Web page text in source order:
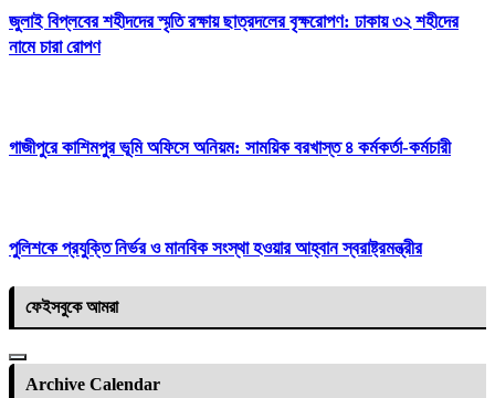
জুলাই বিপ্লবের শহীদদের স্মৃতি রক্ষায় ছাত্রদলের বৃক্ষরোপণ: ঢাকায় ৩২ শহীদের
নামে চারা রোপণ
গাজীপুরে কাশিমপুর ভূমি অফিসে অনিয়ম: সাময়িক বরখাস্ত ৪ কর্মকর্তা-কর্মচারী
পুলিশকে প্রযুক্তি নির্ভর ও মানবিক সংস্থা হওয়ার আহ্বান স্বরাষ্ট্রমন্ত্রীর
ফেইসবুকে আমরা
Archive Calendar